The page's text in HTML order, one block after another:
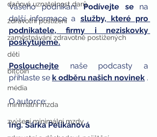
daňová uznatelnost darů
zdravotní postižení
zaměstnávání zdravotně postižených
děti
bitcoin
média
minimální mzda
zvýšení minimální mzdy
Vašeho podnikání. Podívejte se na
další informace a služby, které pro
podnikatele, firmy i neziskovky
poskytujeme.
Poslouchejte
naše podcasty a
přihlaste se k odběru našich novinek
O autorce:
Ing. Šárka Pelikánová